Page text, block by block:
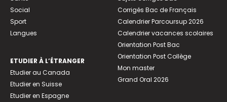
Social
Sport
Langues
ETUDIER À L’ÉTRANGER
Etudier au Canada
Etudier en Suisse
Etudier en Espagne
Corrigés Bac de Français
Calendrier Parcoursup 2026
Calendrier vacances scolaires
Orientation Post Bac
Orientation Post Collège
Mon master
Grand Oral 2026